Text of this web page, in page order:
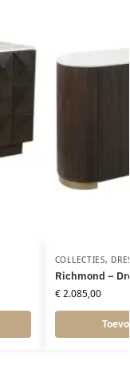
COLLECTIES,
Richmond –
€2.085,00